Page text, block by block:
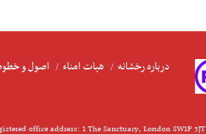
درباره رخشانه هیات امناء اصول و
office address: 1 The Sanctuary, London SW1P 3JT